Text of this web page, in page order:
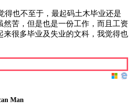
得也不至于，最起码土木毕业还是
然苦，但是也是一份工作，而且工资
来很多毕业及失业的文科，我觉得也
Man